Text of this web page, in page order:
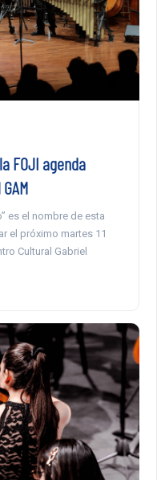
FOJI agenda
es el nombre de esta
el próximo martes 11
Cultural Gabriel